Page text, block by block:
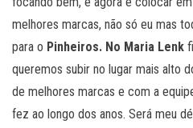
melhores marcas, não só eu mas
para o Pinheiros. No Maria Lenk
queremos subir no lugar mais alto
de melhores marcas e com a
fez ao longo dos anos. Será meu